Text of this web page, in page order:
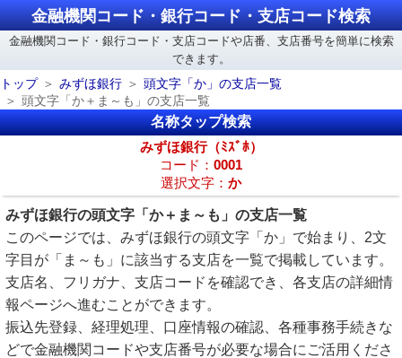
金融機関コード・銀行コード・支店コード検索
金融機関コード・銀行コード・支店コードや店番、支店番号を簡単に検索
できます。
トップ
みずほ銀行
頭文字「か」の支店一覧
頭文字「か＋ま～も」の支店一覧
名称タップ検索
みずほ銀行（ﾐｽﾞﾎ）
コード： 0001
選択文字： か
みずほ銀行の頭文字「か＋ま～も」の支店一覧
このページでは、みずほ銀行の頭文字「か」で始まり、2文
字目が「ま～も」に該当する支店を一覧で掲載しています。
支店名、フリガナ、支店コードを確認でき、各支店の詳細情
報ページへ進むことができます。
振込先登録、経理処理、口座情報の確認、各種事務手続きな
どで金融機関コードや支店番号が必要な場合にご活用くださ